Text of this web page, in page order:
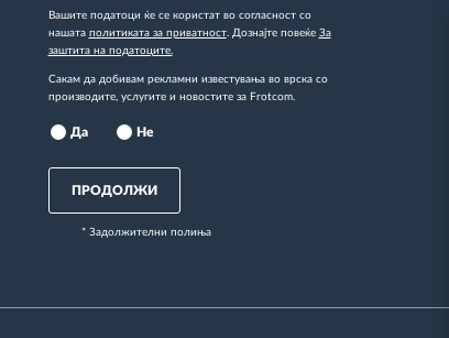
Вашите податоци ќе се користат во согласност со
нашата политиката за приватност. Дознајте повеќе За
заштита на податоците.
Сакам да добивам рекламни известувања во врска со
производите, услугите и новостите за Frotcom.
Да Не
ПРОДОЛЖИ
* Задолжителни полиња